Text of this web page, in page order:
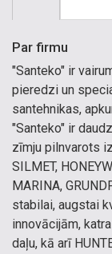
Par firmu
"Santeko" ir
pieredzi un
santehnikas,
"Santeko" ir
zīmju pilnvarots
SILMET,
MARINA,
stabilai, augstai
innovācijām,
daļu, kā arī